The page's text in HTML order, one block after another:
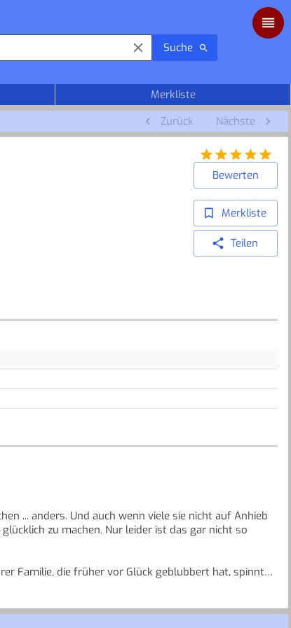
Suche
Merkliste
Zurück Nächste
Bewerten
Merkliste
Teilen
... anders. Und auch wenn viele sie nicht auf Anhieb
zu machen. Nur leider ist das gar nicht so
Familie, die früher vor Glück geblubbert hat, spinnt
Benson versucht seit Langem vergeblich, in